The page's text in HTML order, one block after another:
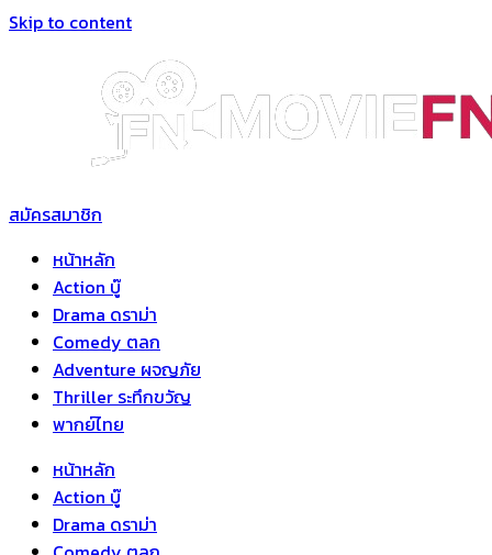
Skip to content
สมัครสมาชิก
หน้าหลัก
Action บู๊
Drama ดราม่า
Comedy ตลก
Adventure ผจญภัย
Thriller ระทึกขวัญ
พากย์ไทย
หน้าหลัก
Action บู๊
Drama ดราม่า